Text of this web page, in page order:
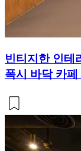
빈티지한 인테
폭시 바닥 카페